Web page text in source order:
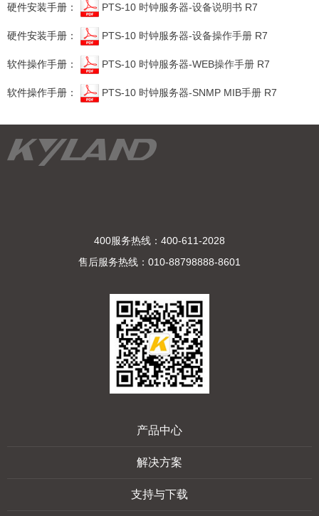
硬件安装手册： PTS-10 时钟服务器-设备说明书 R7
硬件安装手册： PTS-10 时钟服务器-设备操作手册 R7
软件操作手册： PTS-10 时钟服务器-WEB操作手册 R7
软件操作手册： PTS-10 时钟服务器-SNMP MIB手册 R7
400服务热线：400-611-2028
售后服务热线：010-88798888-8601
产品中心
解决方案
支持与下载